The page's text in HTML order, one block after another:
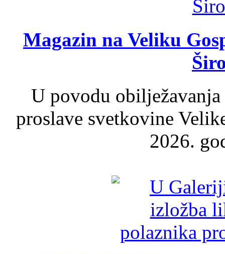
Magazin na Veliku
U povodu
proslave svetkovine
2026.